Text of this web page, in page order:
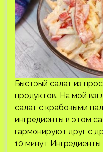
Быстрый салат из
продуктов. На мой
салат с крабовыми
ингредиенты в этом
гармонируют друг с
10 минут Ингредиенты